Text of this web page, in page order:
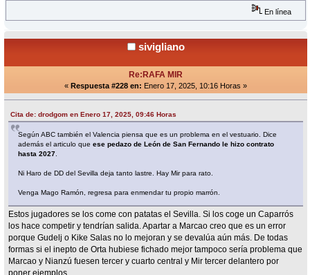
En línea
sivigliano
Re:RAFA MIR
« Respuesta #228 en: Enero 17, 2025, 10:16 Horas »
Cita de: drodgom en Enero 17, 2025, 09:46 Horas
Según ABC también el Valencia piensa que es un problema en el vestuario. Dice
además el articulo queese pedazo de León de San Fernando le hizo contrato
hasta 2027
Ni Haro de DD del Sevilla deja tanto lastre. Hay Mir para rato.
Venga Mago Ramón, regresa para enmendar tu propio marrón.
Estos jugadores se los come con patatas el Sevilla. Si los coge un Caparrós
los hace competir y tendrían salida. Apartar a Marcao creo que es un error
porque Gudelj o Kike Salas no lo mejoran y se devalúa aún más. De todas
formas si el inepto de Orta hubiese fichado mejor tampoco sería problema que
Marcao y Nianzú fuesen tercer y cuarto central y Mir tercer delantero por
poner ejemplos.